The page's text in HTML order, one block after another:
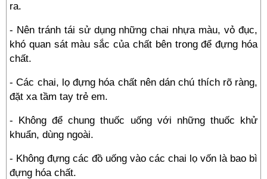
ra.
- Nên tránh tái sử dụng những chai nhựa màu, vỏ đục,
khó quan sát màu sắc của chất bên trong để đựng hóa
chất.
- Các chai, lọ đựng hóa chất nên dán chú thích rõ ràng,
đặt xa tầm tay trẻ em.
- Không để chung thuốc uống với những thuốc khử
khuẩn, dùng ngoài.
- Không đựng các đồ uống vào các chai lọ vốn là bao bì
đựng hóa chất.